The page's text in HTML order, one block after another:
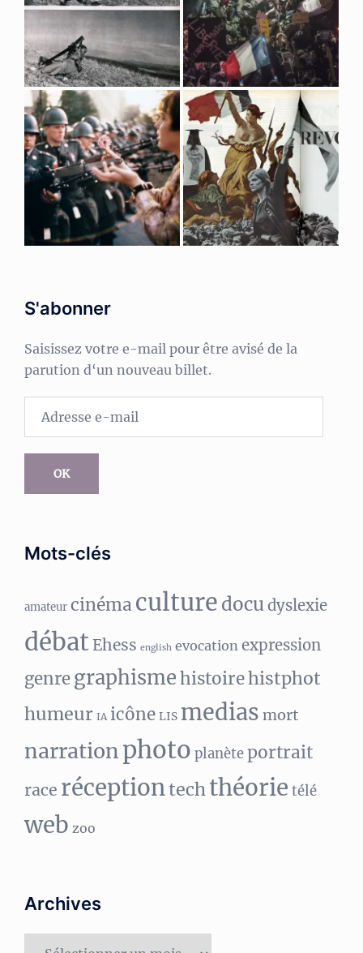
S'abonner
Saisissez votre e-mail pour être avisé de la
parution d‘un nouveau billet.
OK
Mots-clés
amateur cinémaculture docudyslexie
débat Ehess english evocation expression
genregraphismehistoirehistphot
humeur IA icône LIS medias mort
narrationphoto planèteportrait
race réceptiontechthéorie télé
web zoo
Archives
Archives